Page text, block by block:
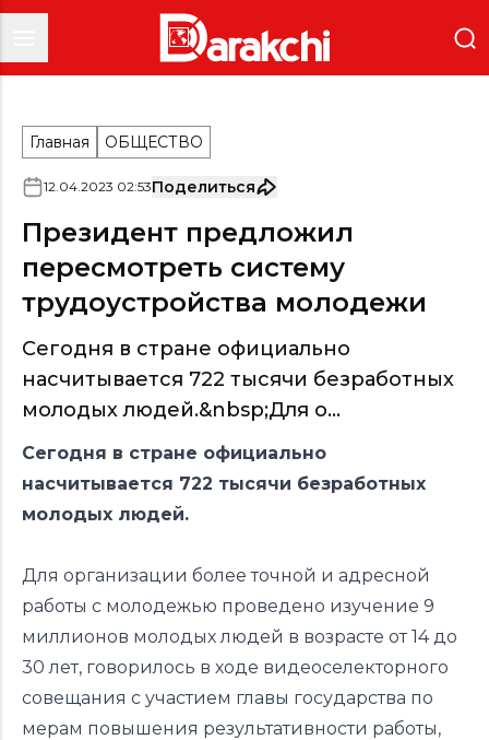
Главная ОБЩЕСТВО
12.04.2023 02:53Поделиться
Президент предложил
пересмотреть систему
трудоустройства молодежи
Сегодня в стране официально
насчитывается 722 тысячи безработных
молодых людей.&nbsp;Для о...
Сегодня в стране официально
насчитывается 722 тысячи безработных
молодых людей.
Для организации более точной и адресной
работы с молодежью проведено изучение 9
миллионов молодых людей в возрасте от 14 до
30 лет, говорилось в ходе видеоселекторного
совещания с участием главы государства по
мерам повышения результативности работы,